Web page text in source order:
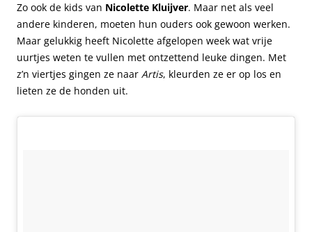
Zo ook de kids van Nicolette Kluijver. Maar net als veel
andere kinderen, moeten hun ouders ook gewoon werken.
Maar gelukkig heeft Nicolette afgelopen week wat vrije
uurtjes weten te vullen met ontzettend leuke dingen. Met
z’n viertjes gingen ze naar Artis, kleurden ze er op los en
lieten ze de honden uit.